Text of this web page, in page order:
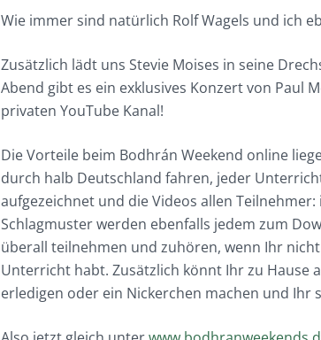
Wie immer sind natürlich Rolf Wagels und ich
Zusätzlich lädt uns Stevie Moises in seine
Abend gibt es ein exklusives Konzert von Paul
privaten YouTube Kanal!
Die Vorteile beim Bodhrán Weekend online
durch halb Deutschland fahren, jeder
aufgezeichnet und die Videos allen
Schlagmuster werden ebenfalls jedem zum
überall teilnehmen und zuhören, wenn Ihr
Unterricht habt. Zusätzlich könnt Ihr zu Hause
erledigen oder ein Nickerchen machen und Ihr